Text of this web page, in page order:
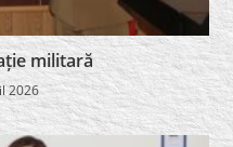
militară
2026